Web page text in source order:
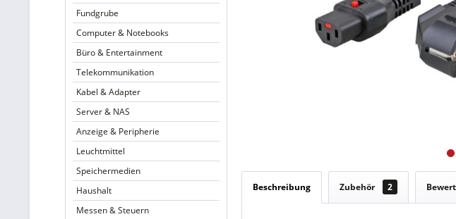
Fundgrube
Computer & Notebooks
Büro & Entertainment
Telekommunikation
Kabel & Adapter
Server & NAS
Anzeige & Peripherie
Leuchtmittel
Speichermedien
Haushalt
Messen & Steuern
Beschreibung Zubehör 2